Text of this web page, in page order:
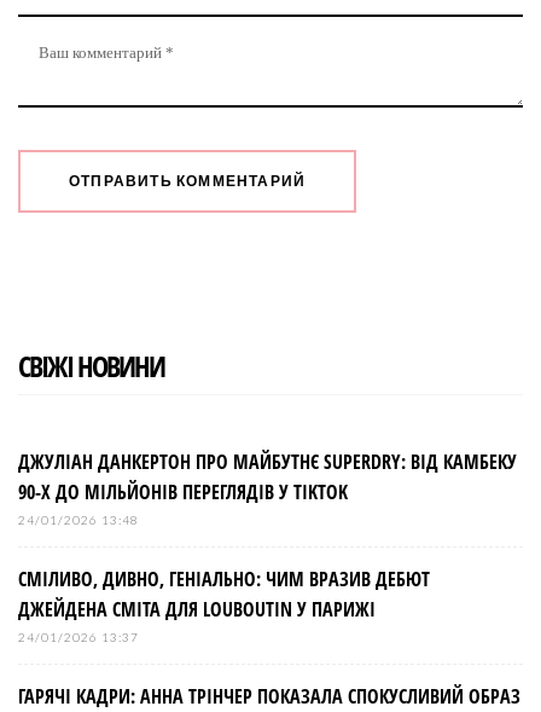
СВІЖІ НОВИНИ
ДЖУЛІАН ДАНКЕРТОН ПРО МАЙБУТНЄ SUPERDRY: ВІД КАМБЕКУ
90-Х ДО МІЛЬЙОНІВ ПЕРЕГЛЯДІВ У TIKTOK
24/01/2026 13:48
СМІЛИВО, ДИВНО, ГЕНІАЛЬНО: ЧИМ ВРАЗИВ ДЕБЮТ
ДЖЕЙДЕНА СМІТА ДЛЯ LOUBOUTIN У ПАРИЖІ
24/01/2026 13:37
ГАРЯЧІ КАДРИ: АННА ТРІНЧЕР ПОКАЗАЛА СПОКУСЛИВИЙ ОБРАЗ